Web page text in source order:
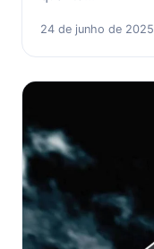
24 de junho de 2025